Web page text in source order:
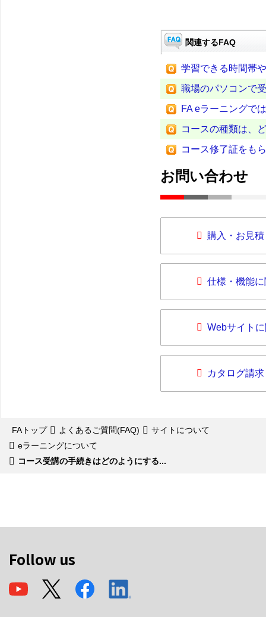
関連するFAQ
学習できる時間帯
職場のパソコンで
FA eラーニングで
コースの種類は、
コース修了証をも
お問い合わせ
購入・お見
仕様・機能
Webサイト
カタログ請求
FAトップ よくあるご質問(FAQ)
サイトについて
eラーニングについて
コース受講の手続きはどのようにする...
Follow us